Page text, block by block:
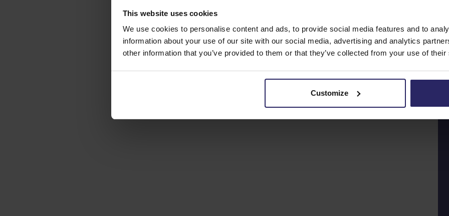
This website uses cookies
We use cookies to personalise content and ads, to provide social media features and to
information about your use of our site with our social media, advertising and analytics
other information that you’ve provided to them or that they’ve collected from your use of
Customize